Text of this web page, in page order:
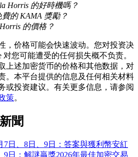
數據分析
Horris 的好時機嗎？
的 KAMA 獎勵？
的價格？
，价格可能会快速波动。您对投资决
您可能遭受的任何损失概不负责。
上述加密货币的价格和其他数据，对
。本平台提供的信息及任何相关材料
或投资建议。有关更多信息，请参阅
策。
聞
7日、8日、9日：答案與獲利 幣安紅
9日：解謎贏獎2026年最佳加密交易